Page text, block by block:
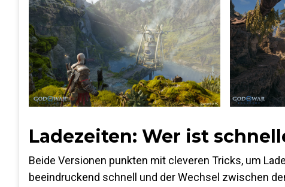
Ladezeiten: Wer ist
Beide Versionen punkten mit cleveren Tricks, um
beeindruckend schnell und der Wechsel zwischen